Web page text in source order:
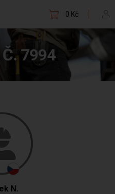
0 Kč
Č. 7994
N.